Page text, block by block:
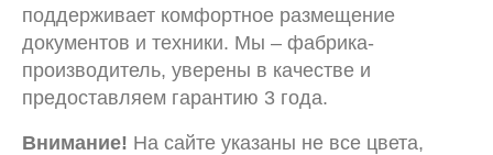
поддерживает комфортное размещение
документов и техники. Мы – фабрика-
производитель, уверены в качестве и
предоставляем гарантию 3 года.
Внимание! На сайте указаны не все цвета,